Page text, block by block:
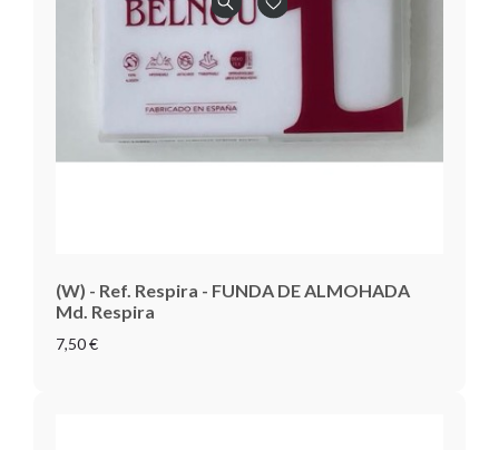
(W) - Ref. Respira - FUNDA DE ALMOHADA
Md. Respira
7,50 €